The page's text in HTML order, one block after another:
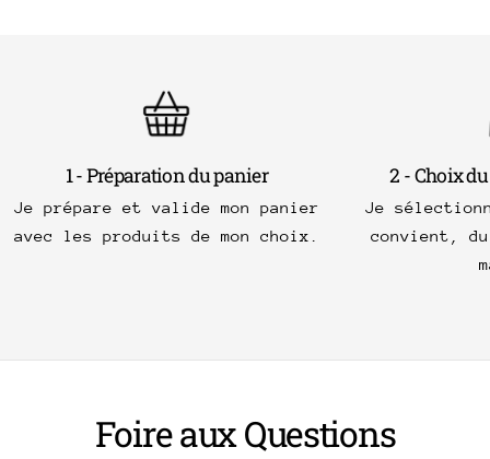
1 - Préparation du panier
Je prépare et valide mon panier
avec les produits de mon choix.
2 - Choix
Je
convient,
Foire aux Questions